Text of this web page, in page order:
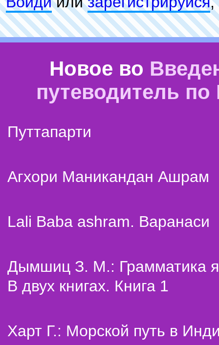
Новое во
путеводитель
Путтапарти
Агхори Маникандан Ашрам
Lali Baba ashram. Варанаси
Дымшиц З. М.: Грамматика
В двух книгах. Книга 1
Харт Г.: Морской путь в